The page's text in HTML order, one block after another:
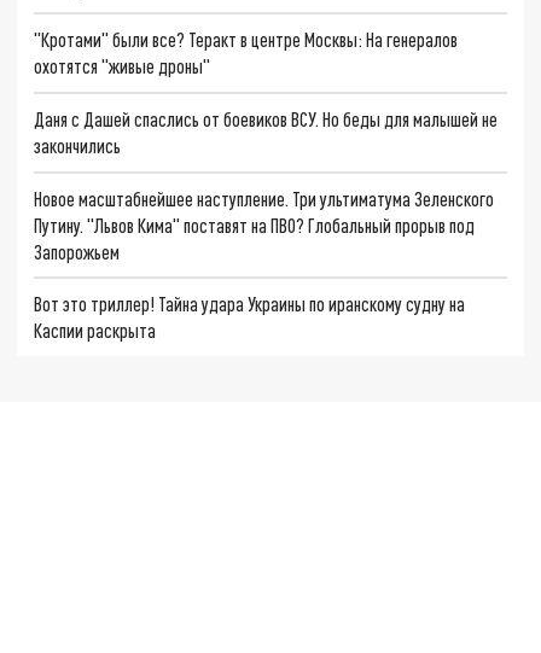
"Кротами" были все? Теракт в центре Москвы: На генералов
охотятся "живые дроны"
Даня с Дашей спаслись от боевиков ВСУ. Но беды для малышей не
закончились
Новое масштабнейшее наступление. Три ультиматума Зеленского
Путину. "Львов Кима" поставят на ПВО? Глобальный прорыв под
Запорожьем
Вот это триллер! Тайна удара Украины по иранскому судну на
Каспии раскрыта